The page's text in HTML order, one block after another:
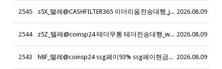
2545 s5X_텔레@CASHFILTER365 이더리움전송대행_j2Z 2026.08.09
2544 z5Z_텔레@coinsp24 테더무통 테더전송대행_w0Y 2026.08.09
2543 h8F_텔레@coinsp24 ssg페이93% ssg페이현금화93%_y2E 2026.08.09